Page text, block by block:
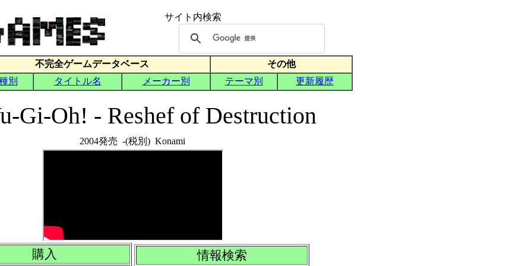
Gi-Oh! - Reshef of Destruction
2004発売 -(税別) Konami
購入 情報検索